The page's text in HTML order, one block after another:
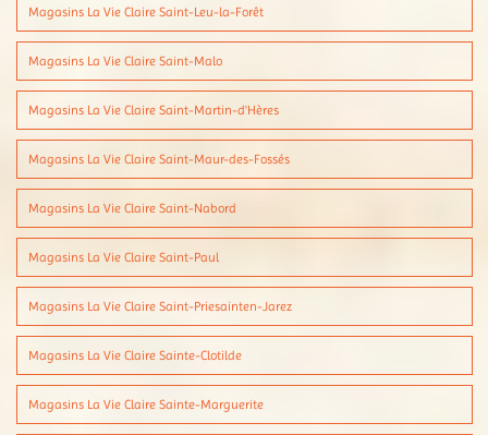
Magasins La Vie Claire Saint-Leu-la-Forêt
Magasins La Vie Claire Saint-Malo
Magasins La Vie Claire Saint-Martin-d'Hères
Magasins La Vie Claire Saint-Maur-des-Fossés
Magasins La Vie Claire Saint-Nabord
Magasins La Vie Claire Saint-Paul
Magasins La Vie Claire Saint-Priesainten-Jarez
Magasins La Vie Claire Sainte-Clotilde
Magasins La Vie Claire Sainte-Marguerite